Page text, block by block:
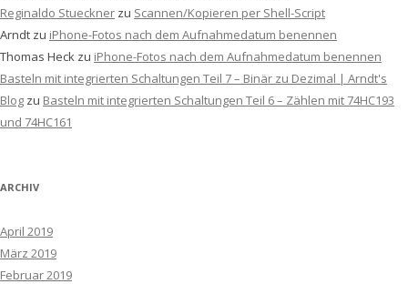
Reginaldo Stueckner zu Scannen/Kopieren per Shell-Script
Arndt zu iPhone-Fotos nach dem Aufnahmedatum benennen
Thomas Heck zu iPhone-Fotos nach dem Aufnahmedatum benennen
Basteln mit integrierten Schaltungen Teil 7 – Binär zu Dezimal | Arndt's
Blog zu Basteln mit integrierten Schaltungen Teil 6 – Zählen mit 74HC193
und 74HC161
ARCHIV
April 2019
März 2019
Februar 2019